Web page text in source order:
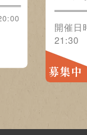
日 20:00